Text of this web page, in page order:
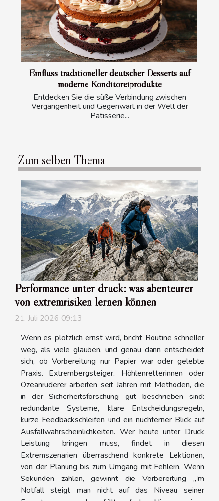
Einfluss traditioneller deutscher Desserts auf
moderne Konditoreiprodukte
Entdecken Sie die süße Verbindung zwischen
Vergangenheit und Gegenwart in der Welt der
Patisserie...
Zum selben Thema
Performance unter druck: was abenteurer
von extremrisiken lernen können
21. Juli 2026 09:13
Wenn es plötzlich ernst wird, bricht Routine schneller
weg, als viele glauben, und genau dann entscheidet
sich, ob Vorbereitung nur Papier war oder gelebte
Praxis. Extrembergsteiger, Höhlenretterinnen oder
Ozeanruderer arbeiten seit Jahren mit Methoden, die
in der Sicherheitsforschung gut beschrieben sind:
redundante Systeme, klare Entscheidungsregeln,
kurze Feedbackschleifen und ein nüchterner Blick auf
Ausfallwahrscheinlichkeiten. Wer heute unter Druck
Leistung bringen muss, findet in diesen
Extremszenarien überraschend konkrete Lektionen,
von der Planung bis zum Umgang mit Fehlern. Wenn
Sekunden zählen, gewinnt die Vorbereitung „Im
Notfall steigt man nicht auf das Niveau seiner